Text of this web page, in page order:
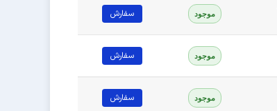
موجود سفارش
موجود سفارش
موجود سفارش